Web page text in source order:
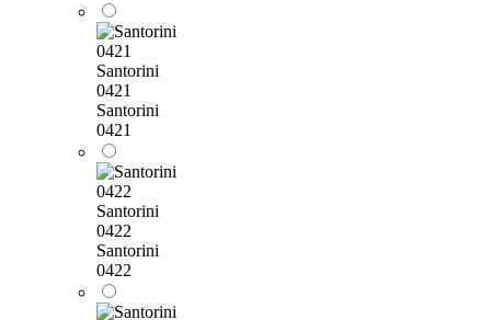
Santorini
0421
Santorini
0421
Santorini
0422
Santorini
0422